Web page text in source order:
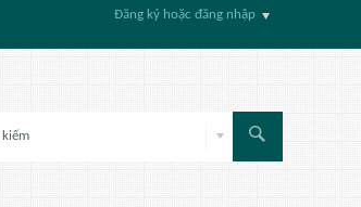
Đăng ký hoặc đăng nhập